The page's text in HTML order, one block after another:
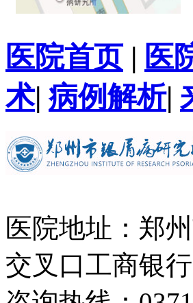
医院首页| 医
术| 病例解析|
医院地址：郑
交叉口工商银行